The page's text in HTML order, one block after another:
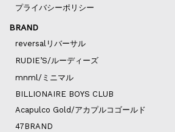
プライバシーポリシー
BRAND
reversalリバーサル
RUDIE’S/ルーディーズ
mnml/ミニマル
BILLIONAIRE BOYS CLUB
Acapulco Gold/アカプルコゴールド
47BRAND